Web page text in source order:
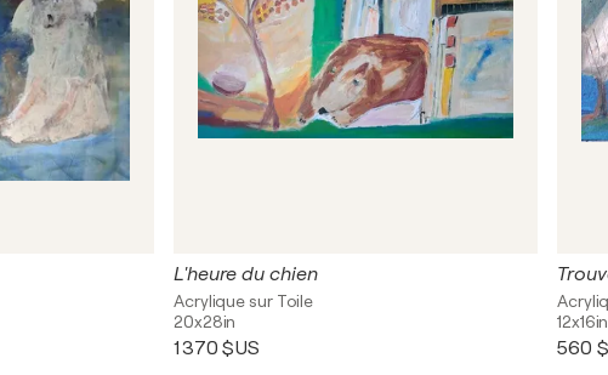
L'heure du chien
Acrylique sur Toile
20x28in
1 370 $US
12x16in
560